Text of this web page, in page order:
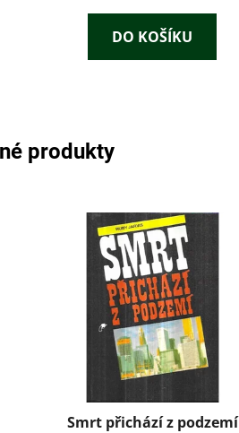
DO KOŠÍKU
produkty
Smrt přichází z podzemí